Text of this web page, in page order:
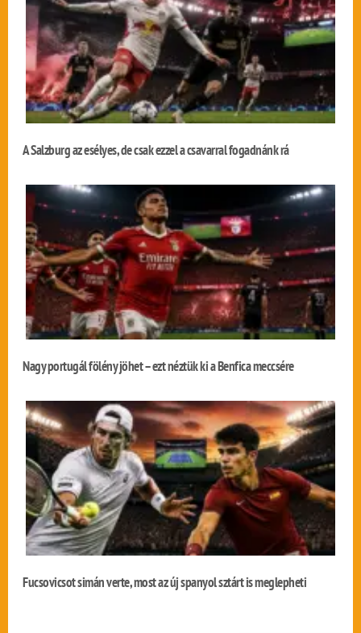
A Salzburg az esélyes, de csak ezzel a csavarral fogadnánk rá
Nagy portugál fölény jöhet – ezt néztük ki a Benfica meccsére
Fucsovicsot simán verte, most az új spanyol sztárt is meglepheti